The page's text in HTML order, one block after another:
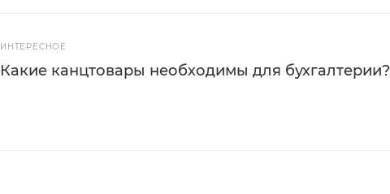
ИНТЕРЕСНОЕ
Какие канцтовары необходимы для бухгалтерии?